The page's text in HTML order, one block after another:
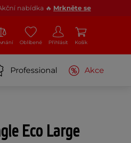
nabídka 🔥 Mrkněte se
Oblíbené Přihlásit Košík
Professional Akce
Eco Large